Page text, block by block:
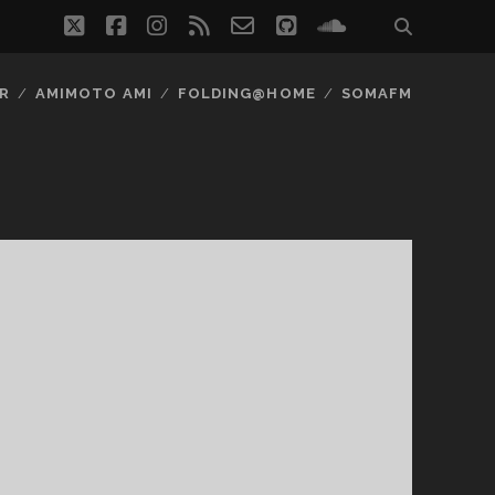
twitterfacebookinstagram
rss email-githubsoundcloud
AMIMOTO AMI FOLDING@HOME SOMAFM